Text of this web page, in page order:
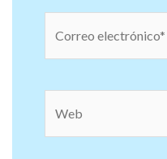
electrónico*